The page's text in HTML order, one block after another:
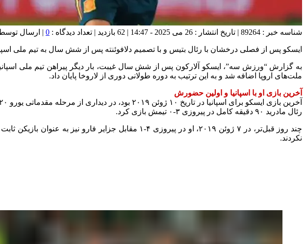
شناسه خبر : 89264 | تاریخ انتشار : 26 می 2025 - 14:47 | 62 بازدید | تعداد دیدگاه : 0 | ارسال
ایسکو پس از فصلی درخشان با رئال بتیس و با تصمیم دلافوئنته پس از شش سال به تیم ملی
ملت‌های اروپا اضافه شد و به این ترتیب به دوره طولانی دوری از لاروخا پایان داد.
آخرین بازی او با اسپانیا و اولین حضورش
رئال مادرید ۹۰ دقیقه کامل در پیروزی ۳-۰ تیمش بازی کرد.
نکردند.